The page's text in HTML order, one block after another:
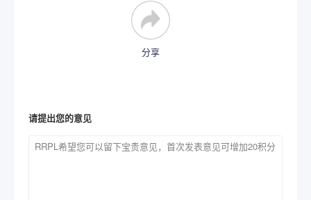
分享
请提出您的意见